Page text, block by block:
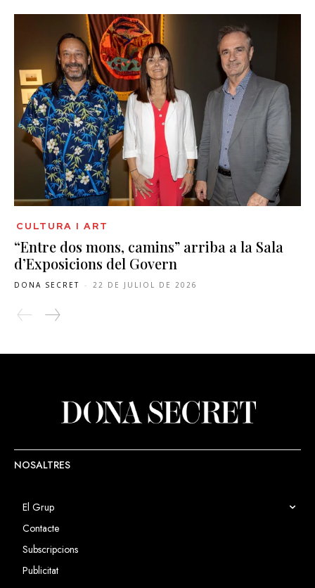
CULTURA I ART
“Entre dos mons, camins” arriba a la Sala
d’Exposicions del Govern
DONA SECRET - 22 DE JULIOL DE 2026
NOSALTRES
El Grup
Contacte
Subscripcions
Publicitat